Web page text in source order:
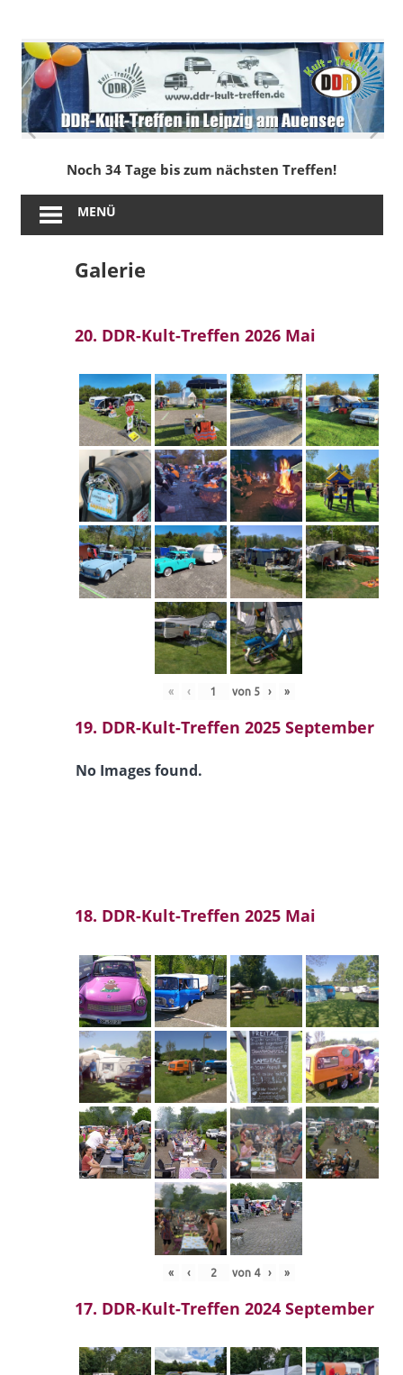
springen
DDR-
Kult-
Treffen
in
Leipzig
am
Noch 34 Tage bis zum nächsten Treffen!
MENÜ
Galerie
20. DDR-Kult-Treffen 2026 Mai
« ‹ von 5 › »
19. DDR-Kult-Treffen 2025 September
No Images found.
18. DDR-Kult-Treffen 2025 Mai
« ‹ von 4 › »
17. DDR-Kult-Treffen 2024 September